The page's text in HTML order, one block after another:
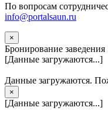
По вопросам
info@portalsaun.ru
×
Бронирование заведения
[Данные загружаются...]
Данные загружаются.
×
[Данные загружаются...]